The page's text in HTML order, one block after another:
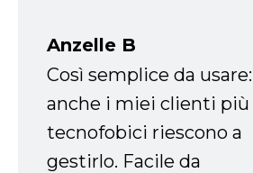
Anzelle B
Così semplice da usare:
anche i miei clienti più
tecnofobici riescono a
gestirlo. Facile da